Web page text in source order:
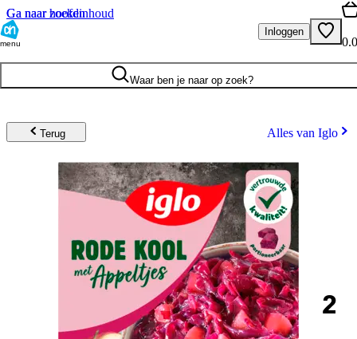
Ga naar hoofdinhoud
Ga naar zoeken
menu
Inloggen
Waar ben je naar op zoek?
Terug Alles van Iglo
2